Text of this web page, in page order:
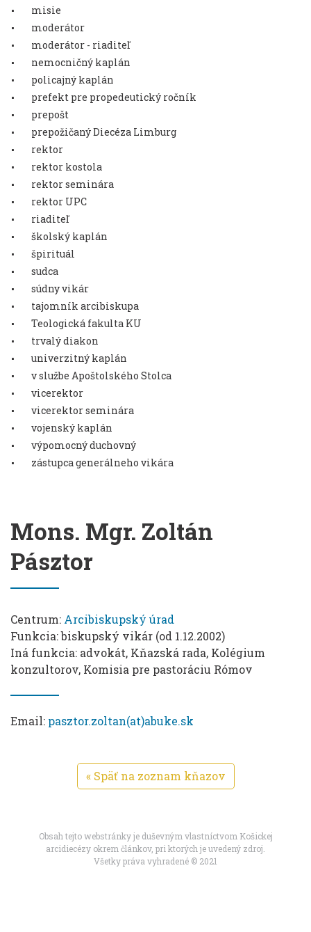
misie
moderátor
moderátor - riaditeľ
nemocničný kaplán
policajný kaplán
prefekt pre propedeutický ročník
prepošt
prepožičaný Diecéza Limburg
rektor
rektor kostola
rektor seminára
rektor UPC
riaditeľ
školský kaplán
špirituál
sudca
súdny vikár
tajomník arcibiskupa
Teologická fakulta KU
trvalý diakon
univerzitný kaplán
v službe Apoštolského Stolca
vicerektor
vicerektor seminára
vojenský kaplán
výpomocný duchovný
zástupca generálneho vikára
Mons. Mgr. Zoltán
Pásztor
Centrum: Arcibiskupský úrad
Funkcia: biskupský vikár (od 1.12.2002)
Iná funkcia: advokát, Kňazská rada, Kolégium
konzultorov, Komisia pre pastoráciu Rómov
Email: pasztor.zoltan(at)abuke.sk
« Späť na zoznam kňazov
Obsah tejto webstránky je duševným vlastníctvom Košickej
arcidiecézy okrem článkov, pri ktorých je uvedený zdroj.
Všetky práva vyhradené © 2021